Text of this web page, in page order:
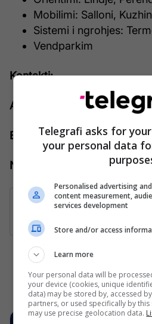
Mobilimi: Salloni,
Sistemi i ngrohjes:
Vendparkim
Kontakti:
Agjenti: Artan Badivuku
Emaili:
Numri kontaktues: +383 44
Telegrafi asks for
your personal data
Personalised advertising
content measurement,
services development
Store and/or access
Learn more
Your personal data will be
your device (cookies, unique
data) may be stored by, accessed
partners, or used specifically by
may use precise geolocation data.